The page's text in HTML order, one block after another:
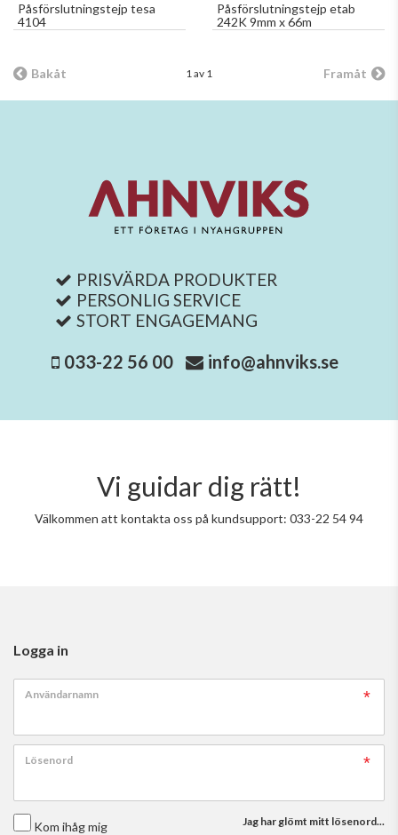
Påsförslutningstejp tesa
4104
Påsförslutningstejp etab
242K 9mm x 66m
Bakåt 1 av 1 Framåt
PRISVÄRDA PRODUKTER
PERSONLIG SERVICE
STORT ENGAGEMANG
033-22 56 00 info@ahnviks.se
Vi guidar dig rätt!
Välkommen att kontakta oss på kundsupport: 033-22 54 94
Logga in
Användarnamn
Lösenord
Kom ihåg mig Jag har glömt mitt lösenord...